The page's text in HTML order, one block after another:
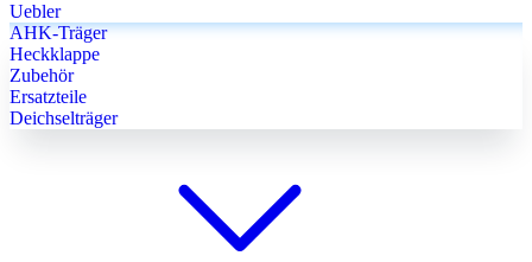
Uebler
AHK-Träger
Heckklappe
Zubehör
Ersatzteile
Deichselträger